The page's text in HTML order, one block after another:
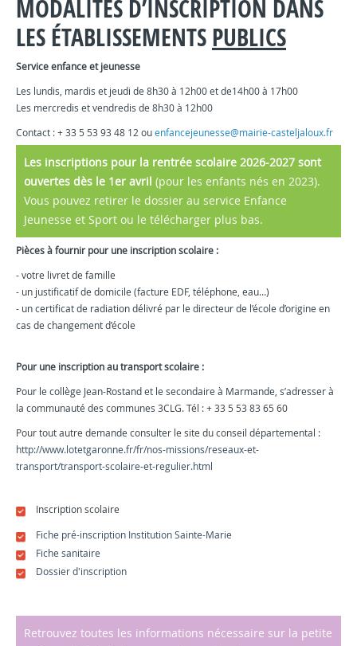
MODALITÉS D’INSCRIPTION DANS
LES ÉTABLISSEMENTS PUBLICS
Service enfance et jeunesse
Les lundis, mardis et jeudi de 8h30 à 12h00 et de14h00 à 17h00
Les mercredis et vendredis de 8h30 à 12h00
Contact : + 33 5 53 93 48 12 ou enfancejeunesse@mairie-casteljaloux.fr
Les inscriptions pour la rentrée scolaire 2026-2027 sont
ouvertes dès le 1er avril (pour les enfants nés en 2023).
Vous pouvez retirer le dossier au service Enfance
Jeunesse et Sport ou le télécharger plus bas.
Pièces à fournir pour une inscription scolaire :
- votre livret de famille
- un justificatif de domicile (facture EDF, téléphone, eau…)
- un certificat de radiation délivré par le directeur de l’école d’origine en
cas de changement d’école
Pour une inscription au transport scolaire :
Pour le collège Jean-Rostand et le secondaire à Marmande, s’adresser à
la communauté des communes 3CLG. Tél : + 33 5 53 83 65 60
Pour tout autre demande consulter le site du conseil départemental :
http://www.lotetgaronne.fr/fr/nos-missions/reseaux-et-
transport/transport-scolaire-et-regulier.html
Inscription scolaire
Fiche pré-inscription Institution Sainte-Marie
Fiche sanitaire
Dossier d'inscription
Retrouvez toutes les informations nécessaire sur la petite